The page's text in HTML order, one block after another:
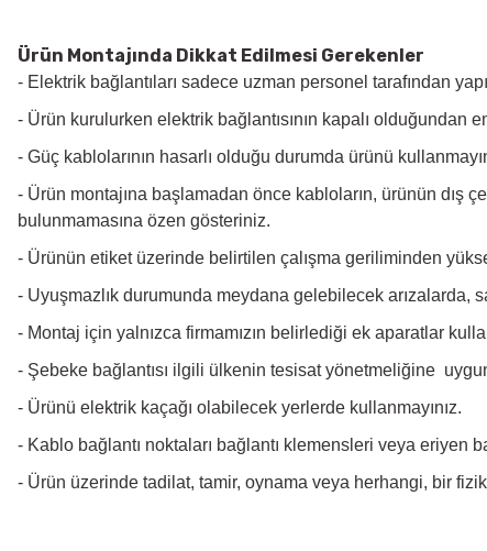
Ürün Montajında Dikkat Edilmesi Gerekenler
- Elektrik bağlantıları sadece uzman personel tarafından
- Ürün kurulurken elektrik bağlantısının kapalı olduğundan
- Güç kablolarının hasarlı olduğu durumda ürünü
- Ürün montajına başlamadan önce kabloların, ürünün dış
bulunmamasına özen gösteriniz.
- Ürünün etiket üzerinde belirtilen çalışma geriliminden
- Uyuşmazlık durumunda meydana gelebilecek arızalarda,
- Montaj için yalnızca firmamızın belirlediği ek aparatlar
- Şebeke bağlantısı ilgili ülkenin tesisat yönetmeliğine
- Ürünü elektrik kaçağı olabilecek yerlerde kullanmayınız.
- Kablo bağlantı noktaları bağlantı klemensleri veya eriyen
- Ürün üzerinde tadilat, tamir, oynama veya herhangi, bir